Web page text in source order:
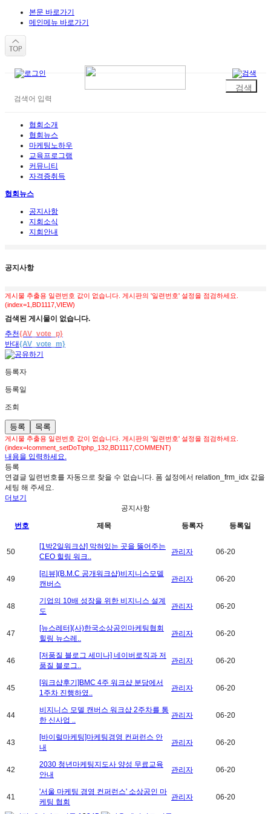
본문 바로가기
메인메뉴 바로가기
협회소개
협회뉴스
마케팅노하우
교육프로그램
커뮤니티
자격증취득
협회뉴스
공지사항
지회소식
지회안내
공지사항
게시물 추출용 일련번호 값이 없습니다. 게시판의 '일련번호' 설정을 점검하세요.
(index=1,BD1117,VIEW)
검색된 게시물이 없습니다.
추천{AV_vote_p}
반대{AV_vote_m}
등록자
등록일
조회
등록 목록
게시물 추출용 일련번호 값이 없습니다. 게시판의 '일련번호' 설정을 점검하세요.
(index=Icomment_setDoTtphp_132,BD1117,COMMENT)
내용을 입력하세요.
등록
연결글 일련번호를 자동으로 찾을 수 없습니다. 폼 설정에서 relation_frm_idx 값을
세팅 해 주세요.
더보기
공지사항
번호 제목 등록자 등록일
50
[1박2일워크샵] 막혀있는 곳을 뚫어주는
CEO 힐링 워크..
관리자 06-20
49
[리뷰](B.M.C 공개워크샵)비지니스모델
캔버스
관리자 06-20
48
기업의 10배 성장을 위한 비지니스 설계
도
관리자 06-20
47
[뉴스레터](사)한국소상공인마케팅협회
힐링 뉴스레..
관리자 06-20
46
[저품질 블로그 세미나] 네이버로직과 저
품질 블로그..
관리자 06-20
45
[워크샵후기]BMC 4주 워크샵 분당에서
1주차 진행하였..
관리자 06-20
44
비지니스 모델 캔버스 워크샵 2주차를 통
한 신사업 ..
관리자 06-20
43
[바이럴마케팅]마케팅경영 컨퍼런스 안
내
관리자 06-20
42
2030 청년마케팅지도사 양성 무료교육
안내
관리자 06-20
41
'서울 마케팅 경영 컨퍼런스' 소상공인 마
케팅 협회
관리자 06-20